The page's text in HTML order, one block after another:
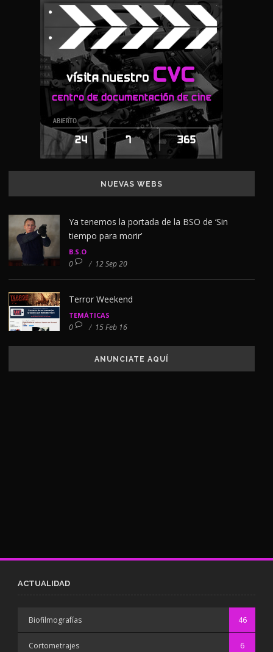
NUEVAS WEBS
Ya tenemos la portada de la BSO de ‘Sin
tiempo para morir’
B.S.O
0 / 12 Sep 20
Terror Weekend
TEMÁTICAS
0 / 15 Feb 16
ANUNCIATE AQUÍ
ACTUALIDAD
Biofilmografías 46
Cortometrajes 6